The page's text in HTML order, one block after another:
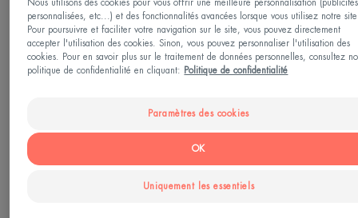
sensible - Peau à tendance acnéique
Besoin
Fabriqué en France
Le Gel Lacté Relipidant soulage les peaux sèches et
Nous utilisons des cookies pour vous offrir une meilleure personnalisation (publicités
personnalisées, etc...) et des fonctionnalités avancées lorsque vous utilisez notre
Pour poursuivre et faciliter votre navigation sur le site, vous pouvez directement
accepter l'utilisation des cookies. Sinon, vous pouvez personnaliser l'utilisation des
cookies. Pour en savoir plus sur le traitement de données personnelles, consultez
politique de confidentialité en cliquant:
Politique de confidentialité
Paramètres des cookies
Uniquement les essentiels
OK